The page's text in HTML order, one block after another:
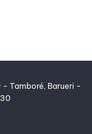
- Tamboré, Barueri -